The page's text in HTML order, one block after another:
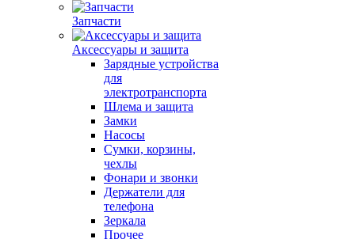
Запчасти
Аксессуары и защита
Зарядные устройства
для
электротранспорта
Шлема и защита
Замки
Насосы
Сумки, корзины,
чехлы
Фонари и звонки
Держатели для
телефона
Зеркала
Прочее